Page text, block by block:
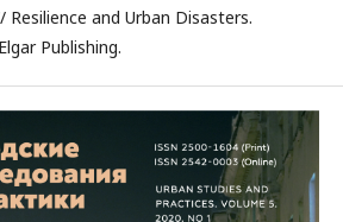
Resilience and Urban Disasters.
Publishing.